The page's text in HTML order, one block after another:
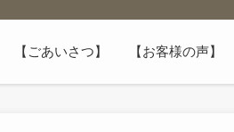
【ごあいさつ】 【お客様の声】